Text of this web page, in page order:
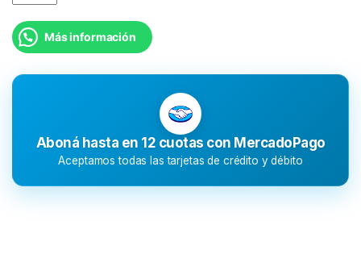
Más información
Aboná hasta en 12 cuotas con MercadoPago
Aceptamos todas las tarjetas de crédito y débito